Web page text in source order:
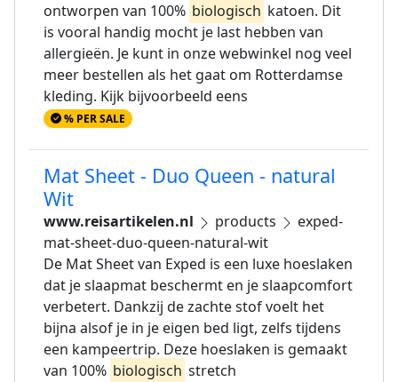
ontworpen van 100% biologisch katoen. Dit
is vooral handig mocht je last hebben van
allergieën. Je kunt in onze webwinkel nog veel
meer bestellen als het gaat om Rotterdamse
kleding. Kijk bijvoorbeeld eens
% PER SALE
Mat Sheet - Duo Queen - natural
Wit
www.reisartikelen.nl products
exped-
mat-sheet-duo-queen-natural-wit
De Mat Sheet van Exped is een luxe hoeslaken
dat je slaapmat beschermt en je slaapcomfort
verbetert. Dankzij de zachte stof voelt het
bijna alsof je in je eigen bed ligt, zelfs tijdens
een kampeertrip. Deze hoeslaken is gemaakt
van 100% biologisch stretch